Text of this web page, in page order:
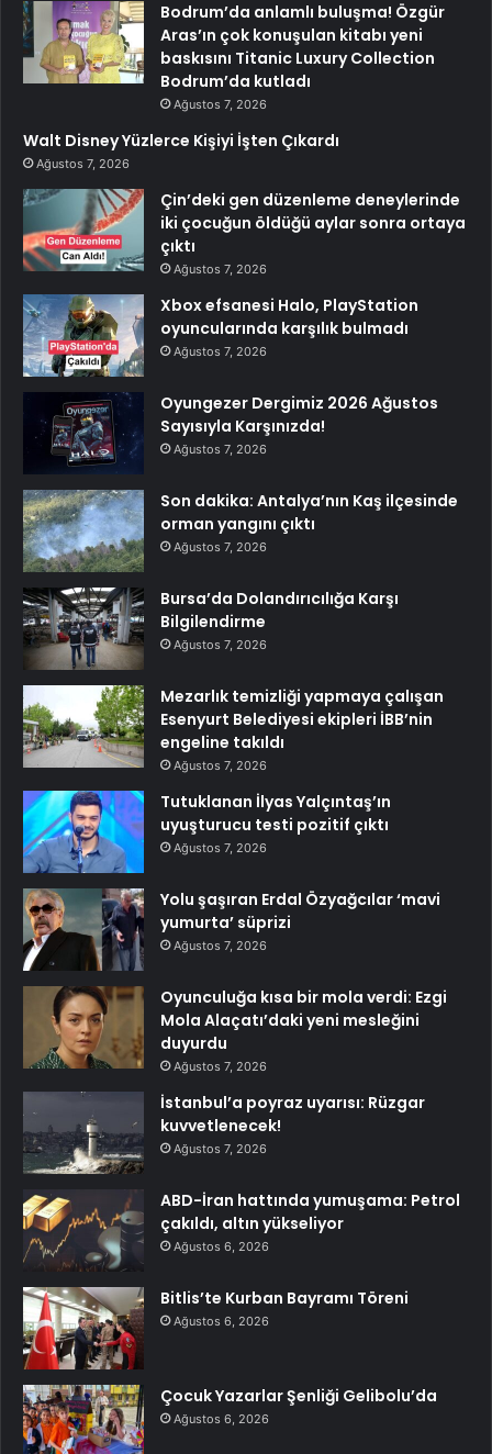
Bodrum’da anlamlı buluşma! Özgür
Aras’ın çok konuşulan kitabı yeni
baskısını Titanic Luxury Collection
Bodrum’da kutladı
Ağustos 7, 2026
Walt Disney Yüzlerce Kişiyi İşten Çıkardı
Ağustos 7, 2026
Çin’deki gen düzenleme deneylerinde
iki çocuğun öldüğü aylar sonra ortaya
çıktı
Ağustos 7, 2026
Xbox efsanesi Halo, PlayStation
oyuncularında karşılık bulmadı
Ağustos 7, 2026
Oyungezer Dergimiz 2026 Ağustos
Sayısıyla Karşınızda!
Ağustos 7, 2026
Son dakika: Antalya’nın Kaş ilçesinde
orman yangını çıktı
Ağustos 7, 2026
Bursa’da Dolandırıcılığa Karşı
Bilgilendirme
Ağustos 7, 2026
Mezarlık temizliği yapmaya çalışan
Esenyurt Belediyesi ekipleri İBB’nin
engeline takıldı
Ağustos 7, 2026
Tutuklanan İlyas Yalçıntaş’ın
uyuşturucu testi pozitif çıktı
Ağustos 7, 2026
Yolu şaşıran Erdal Özyağcılar ‘mavi
yumurta’ süprizi
Ağustos 7, 2026
Oyunculuğa kısa bir mola verdi: Ezgi
Mola Alaçatı’daki yeni mesleğini
duyurdu
Ağustos 7, 2026
İstanbul’a poyraz uyarısı: Rüzgar
kuvvetlenecek!
Ağustos 7, 2026
ABD-İran hattında yumuşama: Petrol
çakıldı, altın yükseliyor
Ağustos 6, 2026
Bitlis’te Kurban Bayramı Töreni
Ağustos 6, 2026
Çocuk Yazarlar Şenliği Gelibolu’da
Ağustos 6, 2026